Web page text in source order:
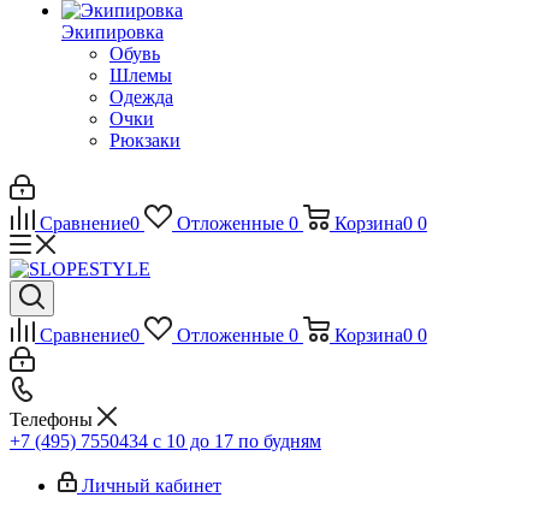
Экипировка
Обувь
Шлемы
Одежда
Очки
Рюкзаки
Сравнение0 Отложенные 0 Корзина0 0
Сравнение0 Отложенные 0 Корзина0 0
Телефоны
+7 (495) 7550434 с 10 до 17 по будням
Личный кабинет